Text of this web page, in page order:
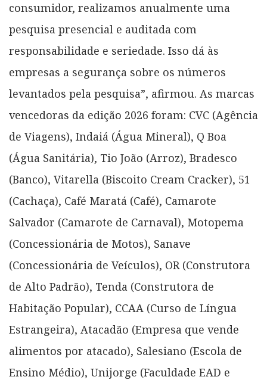
consumidor, realizamos anualmente uma
pesquisa presencial e auditada com
responsabilidade e seriedade. Isso dá às
empresas a segurança sobre os números
levantados pela pesquisa”, afirmou. As marcas
vencedoras da edição 2026 foram: CVC (Agência
de Viagens), Indaiá (Água Mineral), Q Boa
(Água Sanitária), Tio João (Arroz), Bradesco
(Banco), Vitarella (Biscoito Cream Cracker), 51
(Cachaça), Café Maratá (Café), Camarote
Salvador (Camarote de Carnaval), Motopema
(Concessionária de Motos), Sanave
(Concessionária de Veículos), OR (Construtora
de Alto Padrão), Tenda (Construtora de
Habitação Popular), CCAA (Curso de Língua
Estrangeira), Atacadão (Empresa que vende
alimentos por atacado), Salesiano (Escola de
Ensino Médio), Unijorge (Faculdade EAD e